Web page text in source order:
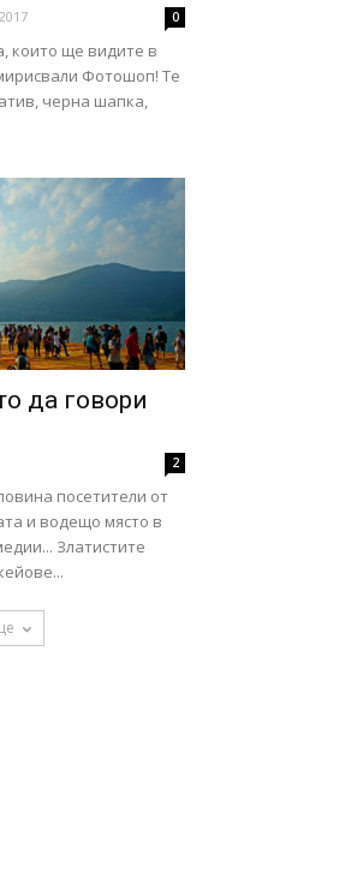
0
които ще видите в
Фотошоп! Те
черна шапка,
да говори
2
посетители от
и водещо място в
Златистите